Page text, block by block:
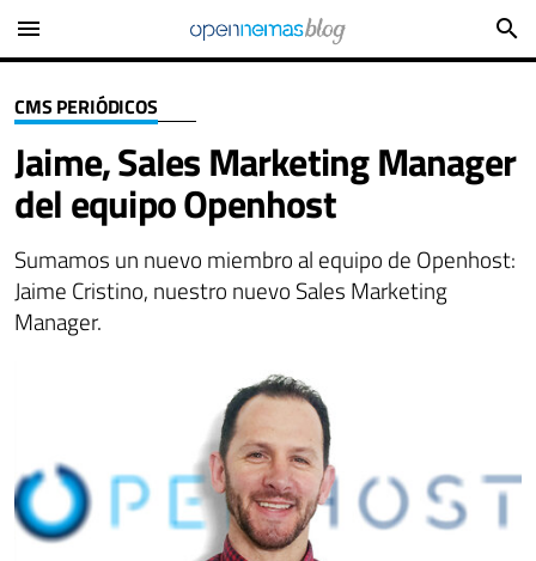
menu search
CMS PERIÓDICOS
Jaime, Sales Marketing Manager
del equipo Openhost
Sumamos un nuevo miembro al equipo de Openhost:
Jaime Cristino, nuestro nuevo Sales Marketing
Manager.